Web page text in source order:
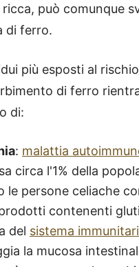
può comunque
di ferro.
più esposti al
di ferro
di:
: malattia
circa l'1% della
le persone celiache
contenenti
del sistema
la mucosa